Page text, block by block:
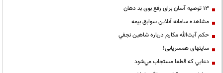
13 توصیه آسان برای رفع بوی بد دهان
مشاهده سامانه آنلاين سوابق بیمه
حكم آيت‌الله مكارم درباره شاهين نجفي
سایتهای همسریابی!
دعايي كه قطعا مستجاب مي‌شود